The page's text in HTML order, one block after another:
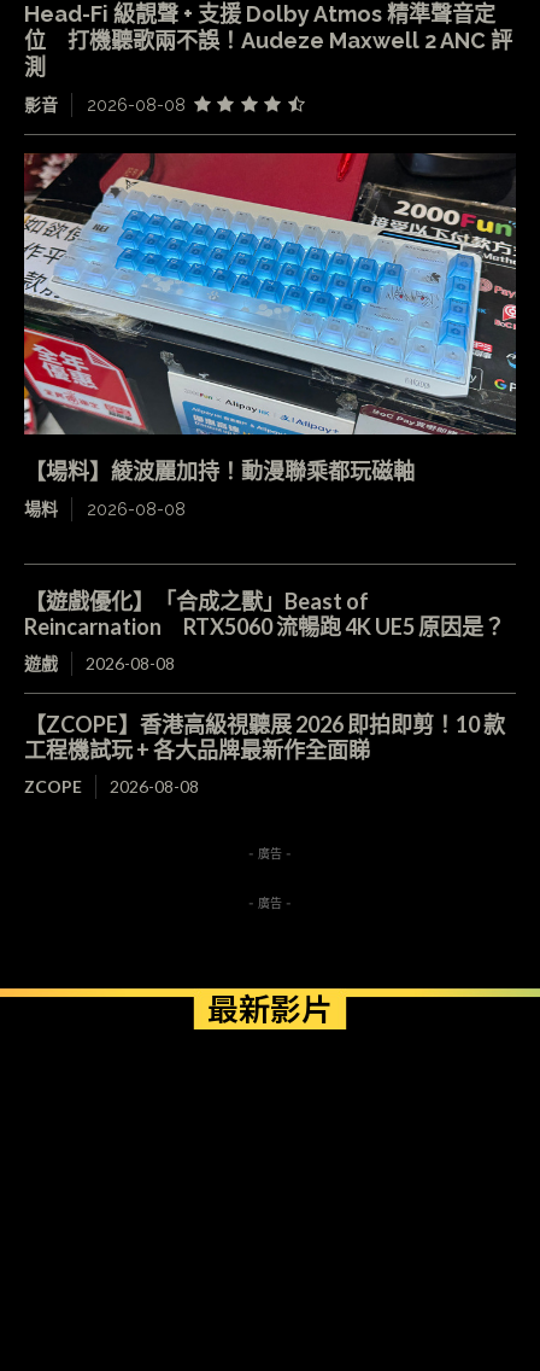
Head-Fi 級靚聲 + 支援 Dolby Atmos 精準聲音定
位 打機聽歌兩不誤！Audeze Maxwell 2 ANC 評
測
影音 2026-08-08
【場料】綾波麗加持！動漫聯乘都玩磁軸
場料 2026-08-08
【遊戲優化】「合成之獸」Beast of
Reincarnation RTX5060 流暢跑 4K UE5 原因是？
遊戲 2026-08-08
【ZCOPE】香港高級視聽展 2026 即拍即剪！10 款
工程機試玩 + 各大品牌最新作全面睇
ZCOPE 2026-08-08
- 廣告 -
- 廣告 -
最新影片